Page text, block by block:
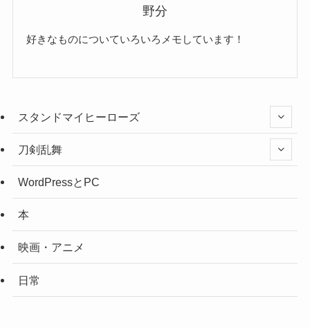
野分
好きなものについていろいろメモしています！
スタンドマイヒーローズ
刀剣乱舞
WordPressとPC
本
映画・アニメ
日常